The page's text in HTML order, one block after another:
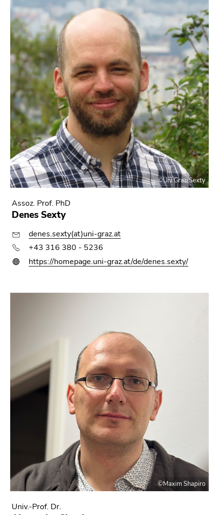
©Uni Graz/Sexty
Assoz. Prof. PhD
Denes Sexty
denes.sexty(at)uni-graz.at
+43 316 380 - 5236
https://homepage.uni-graz.at/de/denes.sexty/
©Maxim Shapiro
Univ.-Prof. Dr.